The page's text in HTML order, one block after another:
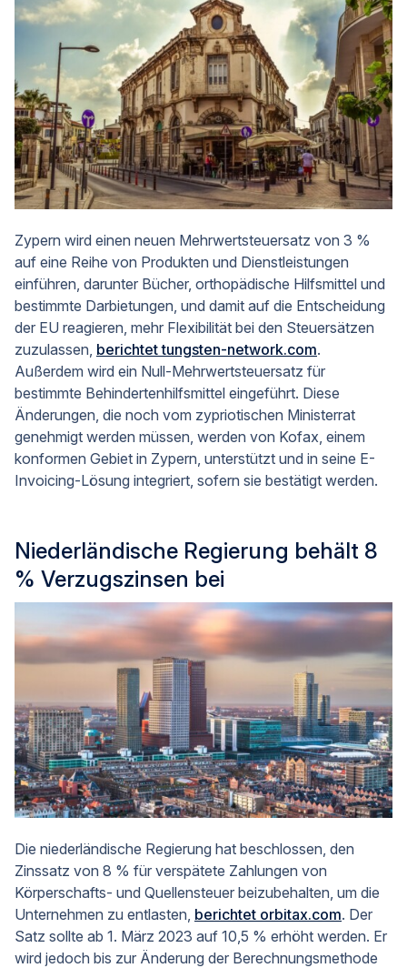
Zypern wird einen neuen Mehrwertsteuersatz von 3 %
auf eine Reihe von Produkten und Dienstleistungen
einführen, darunter Bücher, orthopädische Hilfsmittel und
bestimmte Darbietungen, und damit auf die Entscheidung
der EU reagieren, mehr Flexibilität bei den Steuersätzen
zuzulassen, berichtet tungsten-network.com.
Außerdem wird ein Null-Mehrwertsteuersatz für
bestimmte Behindertenhilfsmittel eingeführt. Diese
Änderungen, die noch vom zypriotischen Ministerrat
genehmigt werden müssen, werden von Kofax, einem
konformen Gebiet in Zypern, unterstützt und in seine E-
Invoicing-Lösung integriert, sofern sie bestätigt werden.
Niederländische Regierung behält 8
% Verzugszinsen bei
Die niederländische Regierung hat beschlossen, den
Zinssatz von 8 % für verspätete Zahlungen von
Körperschafts- und Quellensteuer beizubehalten, um die
Unternehmen zu entlasten, berichtet orbitax.com. Der
Satz sollte ab 1. März 2023 auf 10,5 % erhöht werden. Er
wird jedoch bis zur Änderung der Berechnungsmethode